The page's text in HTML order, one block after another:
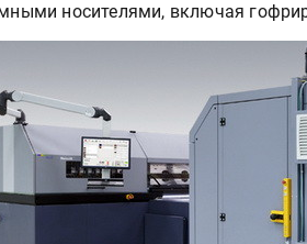
носителями, включая